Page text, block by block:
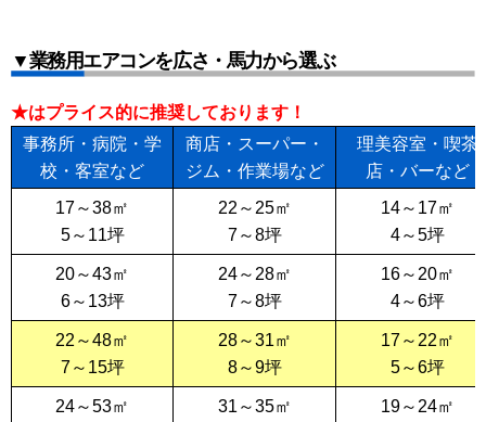
▼業務用エアコンを広さ・馬力から選ぶ
★はプライス的に推奨しております！
事務所・病院・学
校・客室など
商店・スーパー・
ジム・作業場など
理美容室・喫茶
店・バーなど
17～38㎡
5～11坪
22～25㎡
7～8坪
14～17㎡
4～5坪
20～43㎡
6～13坪
24～28㎡
7～8坪
16～20㎡
4～6坪
22～48㎡
7～15坪
28～31㎡
8～9坪
17～22㎡
5～6坪
24～53㎡
31～35㎡
19～24㎡